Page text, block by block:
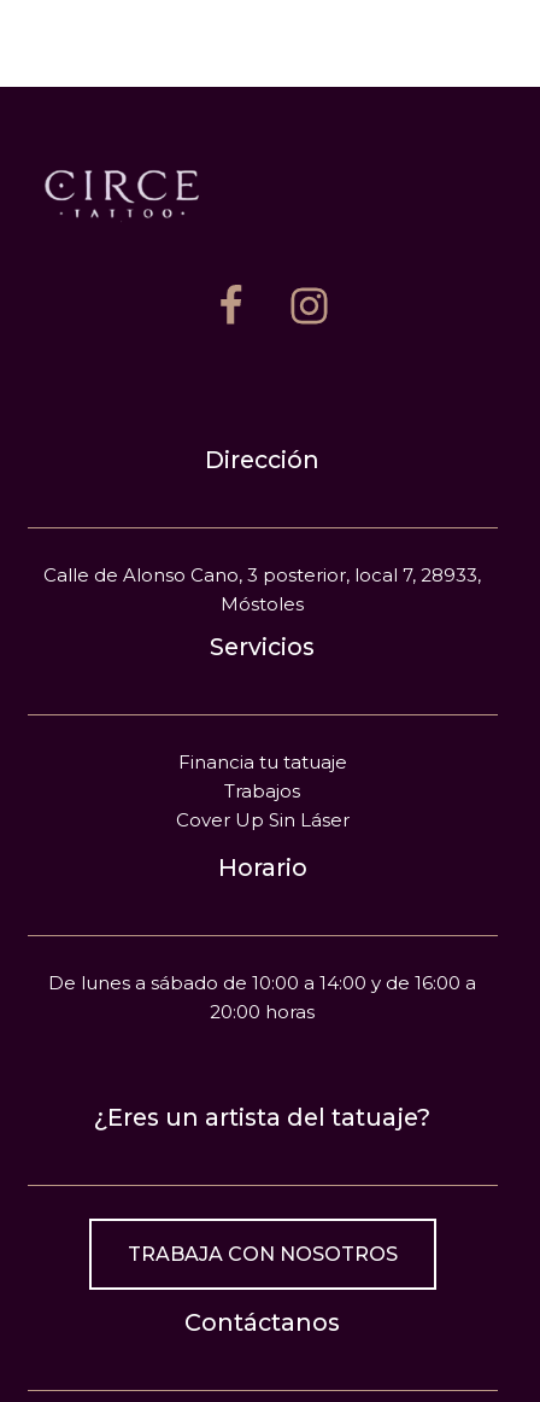
Dirección
Calle de Alonso Cano, 3 posterior, local 7, 28933,
Móstoles
Servicios
Financia tu tatuaje
Trabajos
Cover Up Sin Láser
Horario
De lunes a sábado de 10:00 a 14:00 y de 16:00 a
20:00 horas
¿Eres un artista del tatuaje?
TRABAJA CON NOSOTROS
Contáctanos